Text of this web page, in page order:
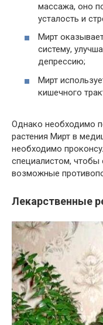
массажа, оно
усталость и
Мирт
систему,
депрессию;
Мирт
кишечного
Однако необходимо
растения Мирт в
необходимо
специалистом, чтобы
возможные
Лекарственные